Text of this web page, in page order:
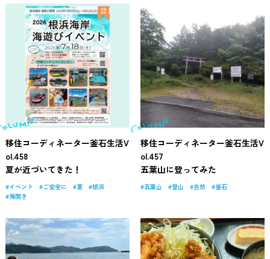
移住コーディネーター釜石生活V
ol.458
夏が近づいてきた！
イベント ご安全に 夏
根浜
海開き
移住コーディネーター釜石生活V
ol.457
五葉山に登ってみた
五葉山 登山 自然 釜石